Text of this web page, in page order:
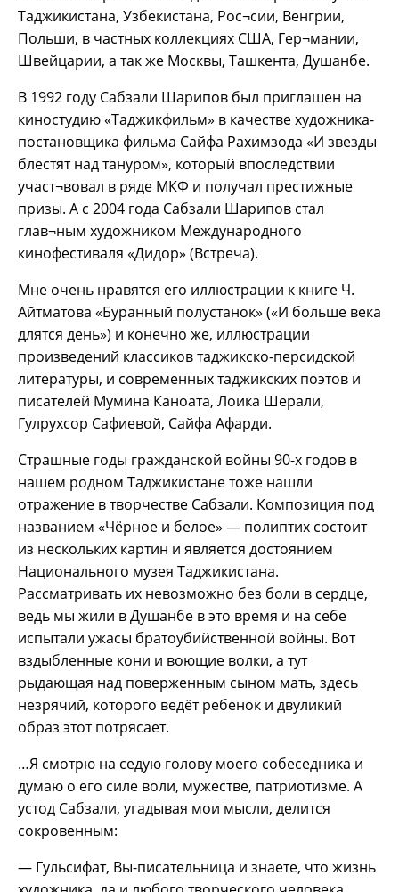
Таджикистана, Узбекистана, Рос¬сии, Венгрии,
Польши, в частных коллекциях США, Гер¬мании,
Швейцарии, а так же Москвы, Ташкента, Душанбе.
В 1992 году Сабзали Шарипов был приглашен на
киностудию «Таджикфильм» в качестве художника-
постановщика фильма Сайфа Рахимзода «И звезды
блестят над тануром», который впоследствии
участ¬вовал в ряде МКФ и получал престижные
призы. А с 2004 года Сабзали Шарипов стал
глав¬ным художником Международного
кинофестиваля «Дидор» (Встреча).
Мне очень нравятся его иллюстрации к книге Ч.
Айтматова «Буранный полустанок» («И больше века
длятся день») и конечно же, иллюстрации
произведений классиков таджикско-персидской
литературы, и современных таджикских поэтов и
писателей Мумина Каноата, Лоика Шерали,
Гулрухсор Сафиевой, Сайфа Афарди.
Страшные годы гражданской войны 90-х годов в
нашем родном Таджикистане тоже нашли
отражение в творчестве Сабзали. Композиция под
названием «Чёрное и белое» — полиптих состоит
из нескольких картин и является достоянием
Национального музея Таджикистана.
Рассматривать их невозможно без боли в сердце,
ведь мы жили в Душанбе в это время и на себе
испытали ужасы братоубийственной войны. Вот
вздыбленные кони и воющие волки, а тут
рыдающая над поверженным сыном мать, здесь
незрячий, которого ведёт ребенок и двуликий
образ этот потрясает.
…Я смотрю на седую голову моего собеседника и
думаю о его силе воли, мужестве, патриотизме. А
устод Сабзали, угадывая мои мысли, делится
сокровенным:
— Гульсифат, Вы-писательница и знаете, что жизнь